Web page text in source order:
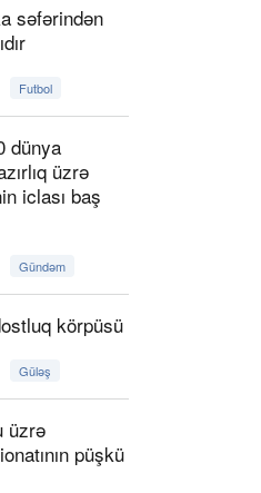
səfərindən
Futbol
dünya
üzrə
iclası baş
Gündəm
körpüsü
Güləş
üzrə
püşkü